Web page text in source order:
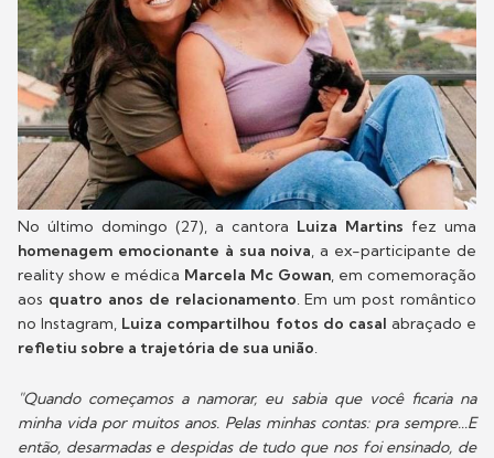
No último domingo (27), a cantora Luiza Martins fez uma
homenagem emocionante à sua noiva, a ex-participante de
reality show e médica Marcela Mc Gowan, em comemoração
aos quatro anos de relacionamento. Em um post romântico
no Instagram, Luiza compartilhou fotos do casal abraçado e
refletiu sobre a trajetória de sua união.
"Quando começamos a namorar, eu sabia que você ficaria na
minha vida por muitos anos. Pelas minhas contas: pra sempre...E
então, desarmadas e despidas de tudo que nos foi ensinado, de